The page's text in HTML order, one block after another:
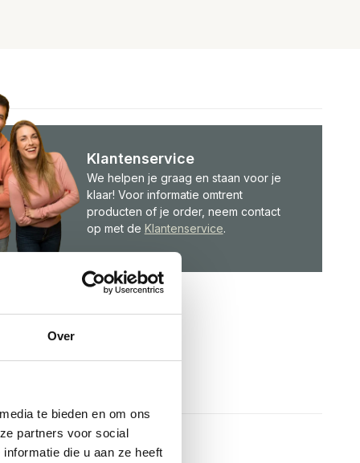
Over
te bieden en om ons
partners voor social
die u aan ze heeft
Klantenservice
We helpen je graag en staan voor je
klaar! Voor informatie omtrent
producten of je order, neem contact
op met de Klantenservice.